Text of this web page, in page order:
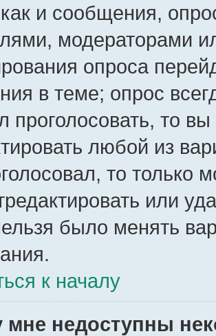
и сообщения,
модераторами
опроса
в теме; опрос
проголосовать, то
любой из
то только
или
было менять
к началу
мне недоступны